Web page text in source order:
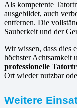
Als kompetente
ausgebildet, auch
entfernen. Die
Sauberkeit und der
Wir wissen, dass dies
höchster Achtsamkeit
professionelle
Ort wieder nutzbar
Weitere